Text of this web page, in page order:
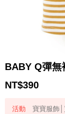
BABY Q彈無
NT$390
寶寶服飾